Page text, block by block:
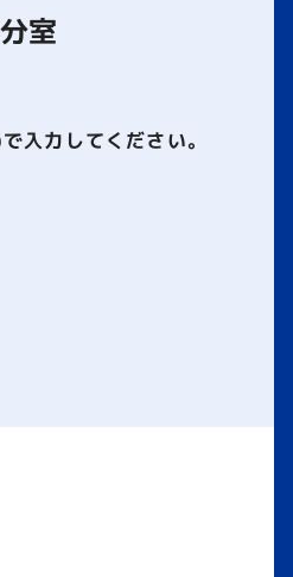
室
入力してください。